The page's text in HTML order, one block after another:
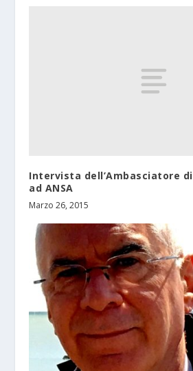
Intervista dell’Ambasciatore
ad ANSA
Marzo 26, 2015